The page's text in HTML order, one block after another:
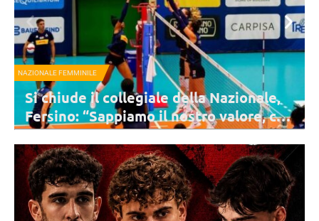
NAZIONALE FEMMINILE
I consigli di lettura di Velasco all’Italia:
dal “Libro della Giungla” a “Fahrenheit
451”
con la preparazione per i prossimi Campionati Europei: una
bellissima iniziativa.